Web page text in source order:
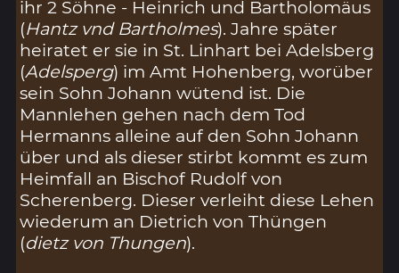
ihr 2 Söhne - Heinrich und Bartholomäus
(Hantz vnd Bartholmes). Jahre später
heiratet er sie in St. Linhart bei Adelsberg
(Adelsperg) im Amt Hohenberg, worüber
sein Sohn Johann wütend ist. Die
Mannlehen gehen nach dem Tod
Hermanns alleine auf den Sohn Johann
über und als dieser stirbt kommt es zum
Heimfall an Bischof Rudolf von
Scherenberg. Dieser verleiht diese Lehen
wiederum an Dietrich von Thüngen
(dietz von Thungen).